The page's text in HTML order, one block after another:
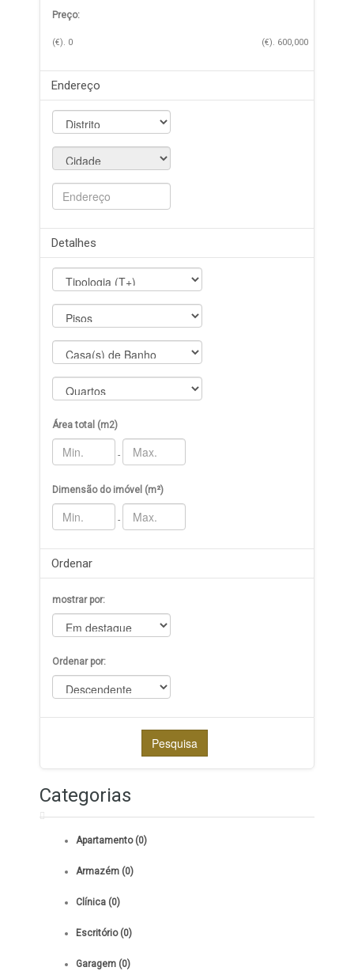
Preço:
(€). 0 (€). 600,000
Endereço
Detalhes
Área total (m2)
-
Dimensão do imóvel (m²)
-
Ordenar
mostrar por:
Ordenar por:
Pesquisa
Categorias
Apartamento (0)
Armazém (0)
Clínica (0)
Escritório (0)
Garagem (0)